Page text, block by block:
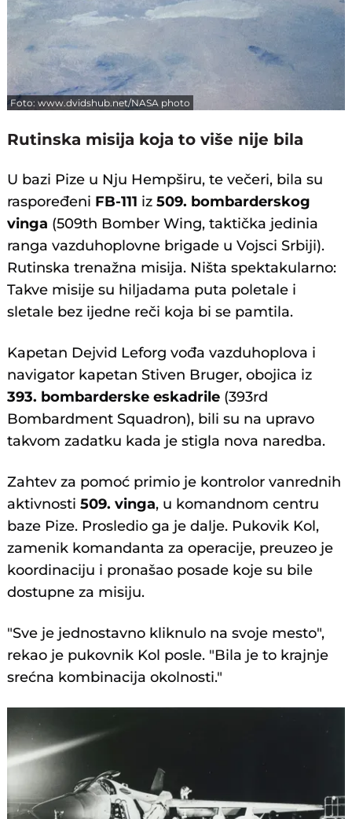
Foto: www.dvidshub.net/NASA photo
Rutinska misija koja to više nije bila
U bazi Pize u Nju Hempširu, te večeri, bila su
raspoređeni FB-111 iz509. bombarderskog
vinga (509th Bomber Wing, taktička jedinia
ranga vazduhoplovne brigade u Vojsci Srbiji).
Rutinska trenažna misija. Ništa spektakularno:
Takve misije su hiljadama puta poletale i
sletale bez ijedne reči koja bi se pamtila.
Kapetan Dejvid Leforg vođa vazduhoplova i
navigator kapetan Stiven Bruger, obojica iz
393. bombarderske eskadrile (393rd
Bombardment Squadron), bili su na upravo
takvom zadatku kada je stigla nova naredba.
Zahtev za pomoć primio je kontrolor vanrednih
aktivnosti509. vinga, u komandnom centru
baze Pize. Prosledio ga je dalje. Pukovik Kol,
zamenik komandanta za operacije, preuzeo je
koordinaciju i pronašao posade koje su bile
dostupne za misiju.
"Sve je jednostavno kliknulo na svoje mesto",
rekao je pukovnik Kol posle. "Bila je to krajnje
srećna kombinacija okolnosti."